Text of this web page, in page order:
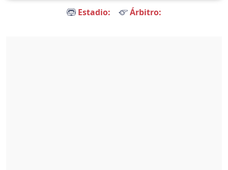
Estadio: Árbitro: